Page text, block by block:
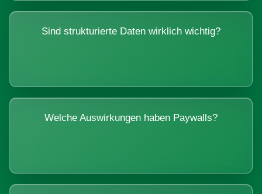
Sind strukturierte Daten wirklich wichtig?
Welche Auswirkungen haben Paywalls?